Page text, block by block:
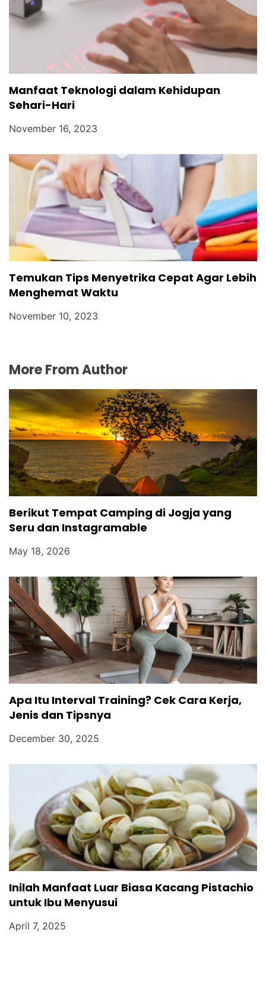
Manfaat Teknologi dalam Kehidupan
Sehari-Hari
November 16, 2023
Temukan Tips Menyetrika Cepat Agar Lebih
Menghemat Waktu
November 10, 2023
More From Author
Berikut Tempat Camping di Jogja yang
Seru dan Instagramable
May 18, 2026
Apa Itu Interval Training? Cek Cara Kerja,
Jenis dan Tipsnya
December 30, 2025
Inilah Manfaat Luar Biasa Kacang Pistachio
untuk Ibu Menyusui
April 7, 2025